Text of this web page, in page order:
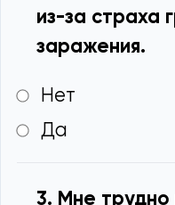
из-за страха
заражения.
Нет
Да
3. Мне трудно